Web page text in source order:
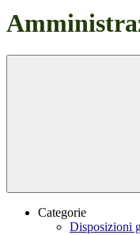
Categorie
Disposizioni